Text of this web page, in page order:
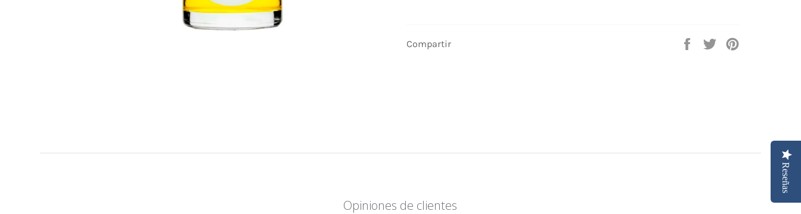
Compartir
Compartir
Tuitear
Opiniones de clientes
Reseñas